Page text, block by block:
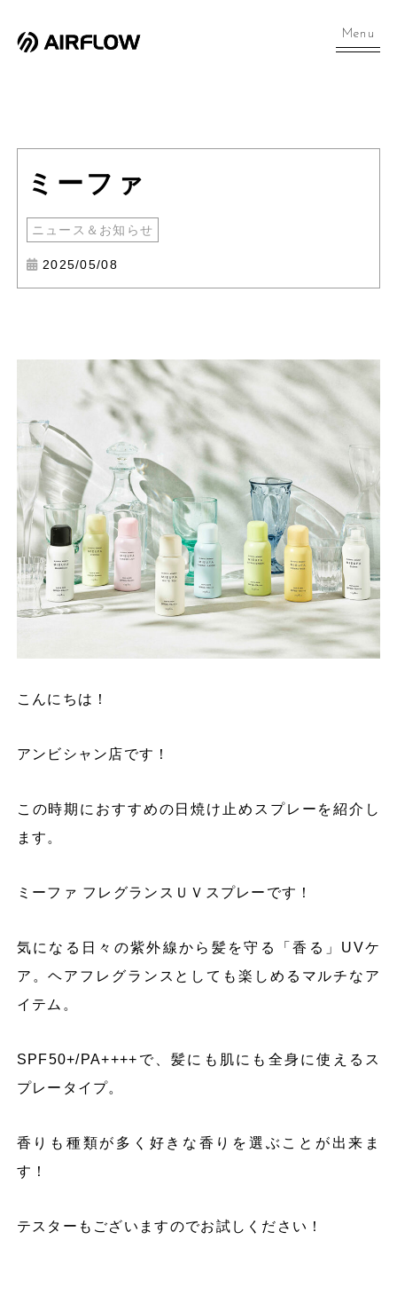
Menu
ミーファ
ニュース＆お知らせ
2025/05/08
こんにちは！
アンビシャン店です！
この時期におすすめの日焼け止めスプレーを紹介し
ます。
ミーファ フレグランスＵＶスプレーです！
気になる日々の紫外線から髪を守る「香る」UVケ
ア。ヘアフレグランスとしても楽しめるマルチなア
イテム。
SPF50+/PA++++で、髪にも肌にも全身に使えるス
プレータイプ。
香りも種類が多く好きな香りを選ぶことが出来ま
す！
テスターもございますのでお試しください！